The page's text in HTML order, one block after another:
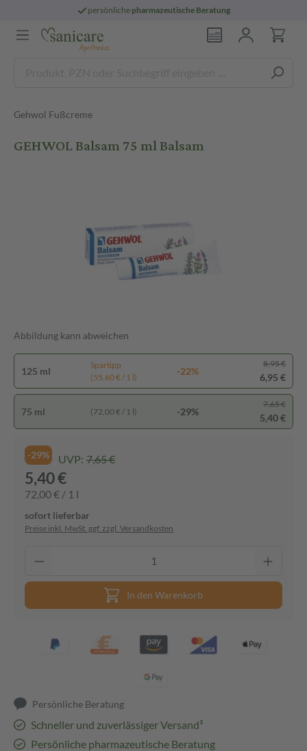
persönliche pharmazeutische Beratung
Gehwol Fußcreme
GEHWOL Balsam 75 ml Balsam
Abbildung kann abweichen
125 ml
Spartipp
(55,60 € / 1 l)
-22%
8,95 €
6,95 €
75 ml (72,00 € / 1 l) -29%
7,65 €
5,40 €
-29% UVP: 7,65 €
5,40 €
72,00 € / 1 l
sofort lieferbar
Preise inkl. MwSt. ggf. zzgl. Versandkosten
In den Warenkorb
Persönliche Beratung
Schneller und zuverlässiger Versand³
Persönliche pharmazeutische Beratung